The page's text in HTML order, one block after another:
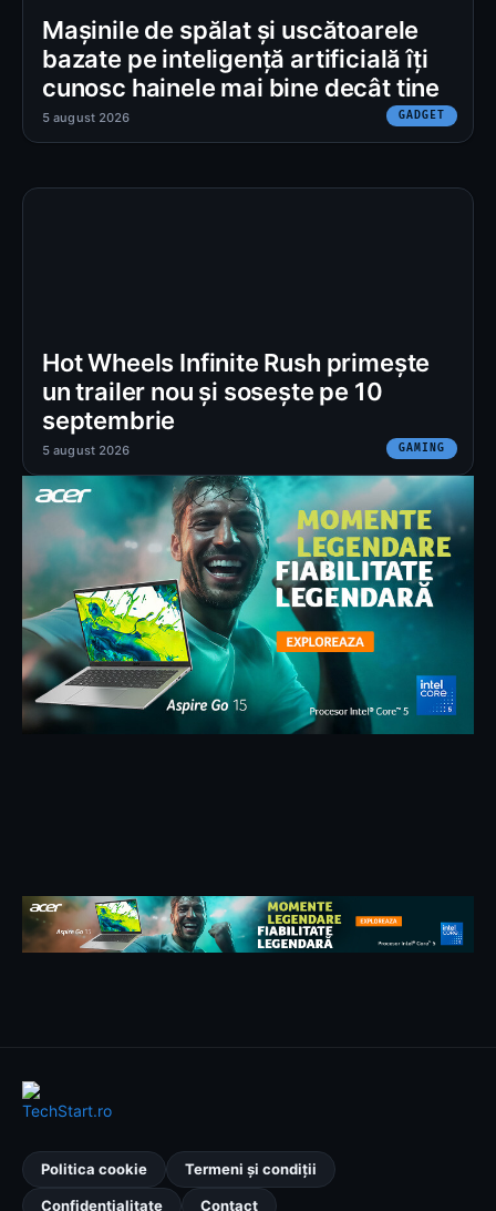
Mașinile de spălat și uscătoarele
bazate pe inteligență artificială îți
cunosc hainele mai bine decât tine
GADGET
5 august 2026
Hot Wheels Infinite Rush primește
un trailer nou și sosește pe 10
septembrie
GAMING
5 august 2026
Politica cookie Termeni și condiții
Confidențialitate Contact